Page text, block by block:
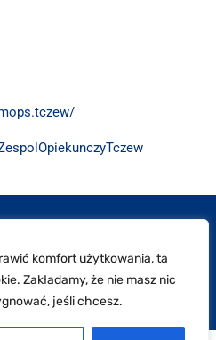
komfort użytkowania, ta
Zakładamy, że nie masz nic
jeśli chcesz.
w Tczewie
Skok do góry